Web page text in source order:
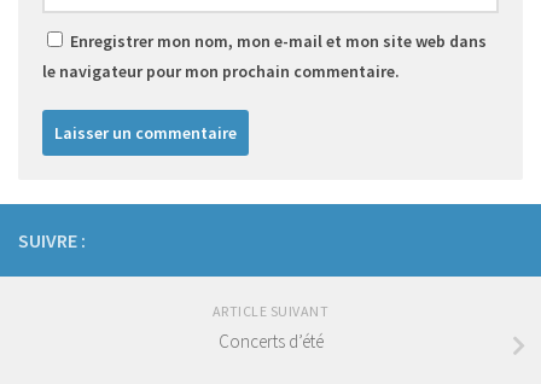
Enregistrer mon nom, mon e-mail et mon site web dans
le navigateur pour mon prochain commentaire.
SUIVRE :
ARTICLE SUIVANT
Concerts d’été